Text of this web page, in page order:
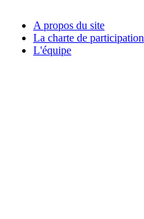
A propos du site
La charte de participation
L'équipe